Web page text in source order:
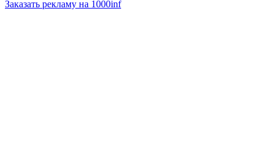
Заказать рекламу на 1000inf